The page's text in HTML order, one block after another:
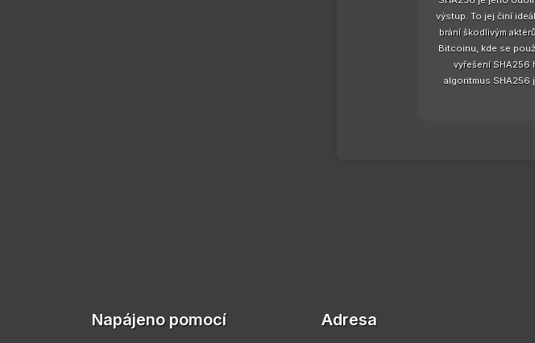
výstup. To jej činí
brání škodlivým
Bitcoinu, kde se
vyřešení SHA256
algoritmus SHA256
Napájeno pomocí Adresa